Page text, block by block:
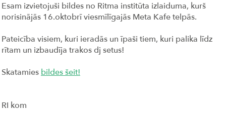
Esam izvietojuši bildes no Ritma institūta izlaiduma, kurš
norisinājās 16.oktobrī viesmīlīgajās Meta Kafe telpās.
Pateicība visiem, kuri ieradās un īpaši tiem, kuri palika līdz
rītam un izbaudīja trakos dj setus!
Skatamies bildes šeit!
RI kom